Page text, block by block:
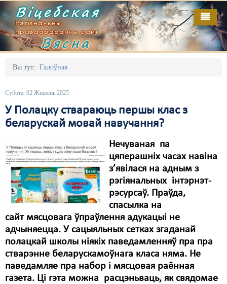
Віцебская
Рэгіянальны
праваабарончы сайт
Вясна
Вы тут: Галоўная
Субота, 02 Жнівень 2025
У Полацку ствараюць першы клас з
беларускай мовай навучання?
Нечуваная па
цяперашніх часах навіна
з’явілася на адным з
рэгіянальных інтэрнэт-
рэсурсаў. Праўда,
спасылка на
сайт мясцовага ўпраўлення адукацыі не
адчыняецца. У сацыяльных сетках згаданай
полацкай школы ніякіх паведамленняў пра пра
стварэнне беларускамоўнага класа няма. Не
паведамляе пра набор і мясцовая раённая
газета. Ці гэта можна расцэньваць, як свядомае
Галоўная
Адміністрацыйны перасьлед
Безбар'ернае асяродзьдзе
Выбары
Грамадзянскія ініцыятывы
Дзяржава
Дыскрымінацыя
Карная псыхіятрыя
КПЧ ААН
Культурныя правы
Выданьні
Кантакт
Пра нас
RSS